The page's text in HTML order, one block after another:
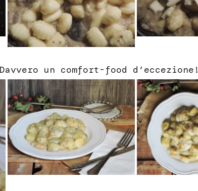
un comfort-food d’eccezione!